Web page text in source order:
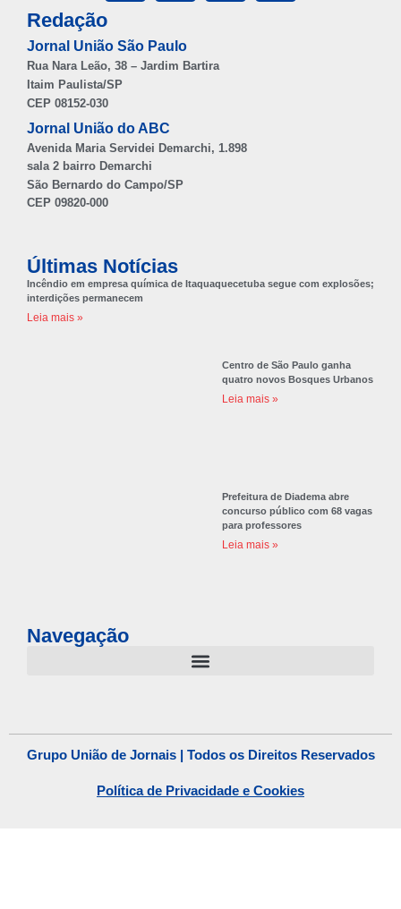
Redação
Jornal União São Paulo
Rua Nara Leão, 38 – Jardim Bartira
Itaim Paulista/SP
CEP 08152-030
Jornal União do ABC
Avenida Maria Servidei Demarchi, 1.898
sala 2 bairro Demarchi
São Bernardo do Campo/SP
CEP 09820-000
Últimas Notícias
Incêndio em empresa química de Itaquaquecetuba segue com explosões;
interdições permanecem
Leia mais »
Centro de São Paulo ganha
quatro novos Bosques Urbanos
Leia mais »
Prefeitura de Diadema abre
concurso público com 68 vagas
para professores
Leia mais »
Navegação
Grupo União de Jornais | Todos os Direitos Reservados
Política de Privacidade e Cookies